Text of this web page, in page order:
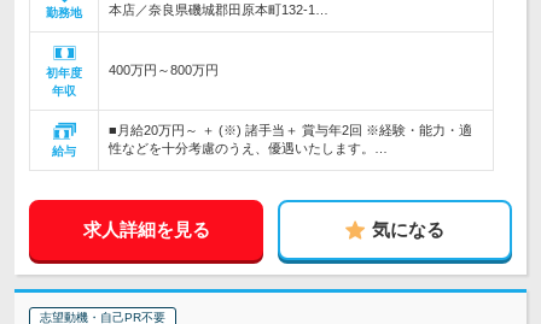
勤務地
本店／奈良県磯城郡田原本町132-1…
初年度
年収
400万円～800万円
給与
■月給20万円～ ＋ (※) 諸手当＋ 賞与年2回 ※経験・能力・適
性などを十分考慮のうえ、優遇いたします。…
求人詳細を見る 気になる
志望動機・自己PR不要